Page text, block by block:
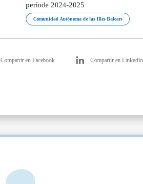
període 2024-2025
Comunidad Autónoma de las Illes Balears
Compartir en Facebook Compartir en LinkedIn